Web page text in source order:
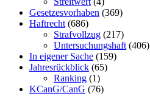
Gesetzesvorhaben (369)
Haftrecht (686)
Strafvollzug (217)
Untersuchungshaft (406)
In eigener Sache (159)
Jahresrückblick (65)
Ranking (1)
KCanG/CanG (76)